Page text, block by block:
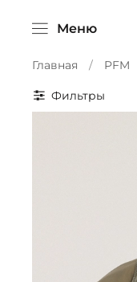
Меню
Главная PFM
Фильтры